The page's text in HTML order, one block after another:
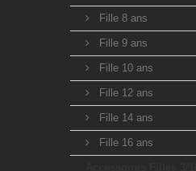
Fille 8 ans
Fille 9 ans
Fille 10 ans
Fille 12 ans
Fille 14 ans
Fille 16 ans